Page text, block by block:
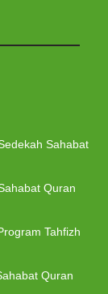
Sahabat
Quran
Tahfizh
Quran